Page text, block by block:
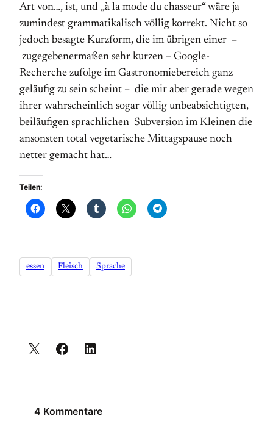
Art von…, ist, und „à la mode du chasseur“ wäre ja
zumindest grammatikalisch völlig korrekt. Nicht so
jedoch besagte Kurzform, die im übrigen einer –
zugegebenermaßen sehr kurzen – Google-
Recherche zufolge im Gastronomiebereich ganz
geläufig zu sein scheint – die mir aber gerade wegen
ihrer wahrscheinlich sogar völlig unbeabsichtigten,
beiläufigen sprachlichen Subversion im Kleinen die
ansonsten total vegetarische Mittagspause noch
netter gemacht hat…
Teilen:
essen Fleisch Sprache
4 Kommentare